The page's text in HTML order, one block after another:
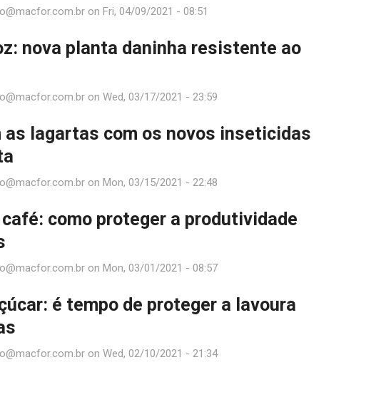
on Fri, 04/09/2021 - 08:51
nova planta daninha resistente ao
on Wed, 03/17/2021 - 23:59
as lagartas com os novos inseticidas
on Mon, 03/15/2021 - 22:48
café: como proteger a produtividade
on Mon, 03/01/2021 - 08:57
é tempo de proteger a lavoura
on Wed, 02/10/2021 - 21:34